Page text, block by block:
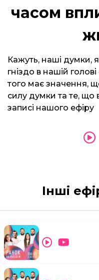
часом
Кажуть, наші думки,
гніздо в нашій
того має значення,
силу думки та те, що
записі нашого ефіру
Інші